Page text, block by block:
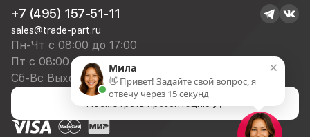
+7 (495) 157-51-11
sales@trade-part.ru
Пн-Чт с 08:00 до 17:00
Пт с 08:00 до 16:00
Сб-Вс Выходной
×
Мила
👋 Привет! Задайте свой вопрос, я
отвечу через 15 секунд